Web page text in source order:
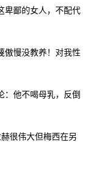
卑鄙的女人，不配代
傲慢没教养！对我性
：他不喝母乳，反倒
很伟大但梅西在另